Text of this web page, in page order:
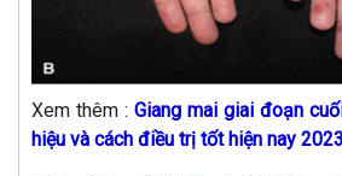
Xem thêm : Giang mai giai đoạn
hiệu và cách điều trị tốt hiện nay 2023